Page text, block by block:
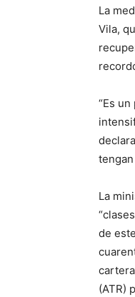
La
Vila,
“Es
La
de
(ATR)